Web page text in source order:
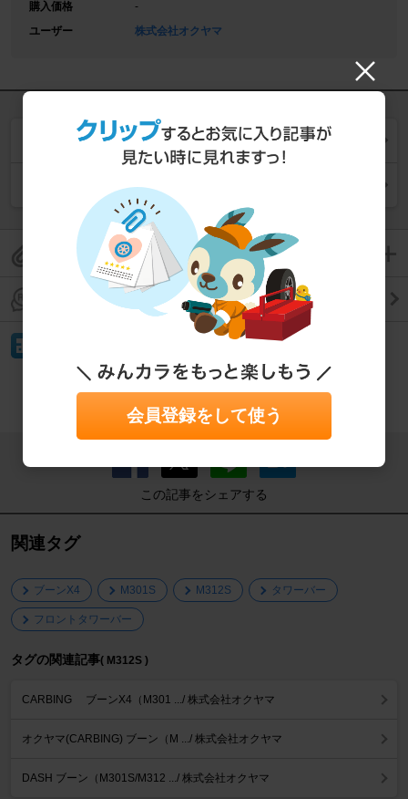
購入価格
-
ユーザー
株式会社オクヤマ
同じ商品の一覧を見る
同じカテゴリー (タワーバー
このパーツレビューをクリップして保存
このパーツレビューのコメントを見る
この記事をシェアする
関連タグ
ブーンX4 M301S M312S タワーバー
フロントタワーバー
タグの関連記事( M312S )
CARBING ブーンX4（M301 .../ 株式会社オクヤマ
オクヤマ(CARBING) ブーン（M .../ 株式会社オクヤマ
DASH ブーン（M301S/M312 .../ 株式会社オクヤマ
会員登録をして使う